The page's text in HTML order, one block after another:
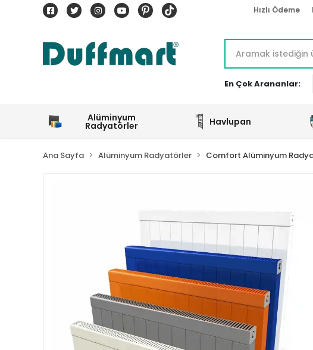
Hızlı Ödeme
En Çok Arananlar:
Alüminyum
Radyatörler Havlupan
Ana Sayfa Alüminyum Radyatörler Comfort Alüminyum